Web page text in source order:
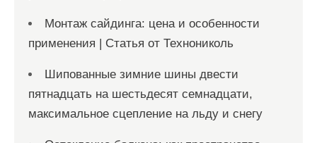
Монтаж сайдинга: цена и особенности
применения | Статья от Технониколь
Шипованные зимние шины двести
пятнадцать на шестьдесят семнадцати,
максимальное сцепление на льду и снегу